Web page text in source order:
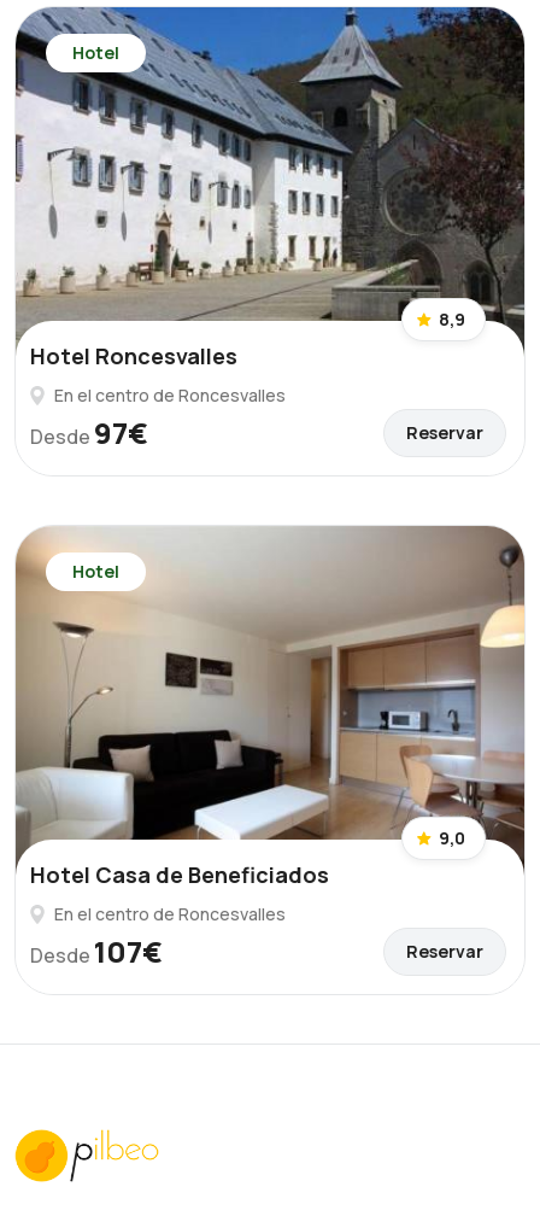
Hotel
8,9
Hotel Roncesvalles
En el centro de Roncesvalles
Desde 97€ Reservar
Hotel
9,0
Hotel Casa de Beneficiados
En el centro de Roncesvalles
Desde 107€ Reservar